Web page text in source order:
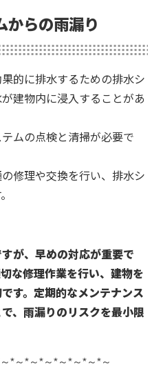
からの雨漏り
的に排水するための排水シ
建物内に浸入することがあ
ムの点検と清掃が必要で
修理や交換を行い、排水シ
が、早めの対応が重要で
な修理作業を行い、建物を
す。定期的なメンテナンス
、雨漏りのリスクを最小限
～*～*～*～*～*～*～*～